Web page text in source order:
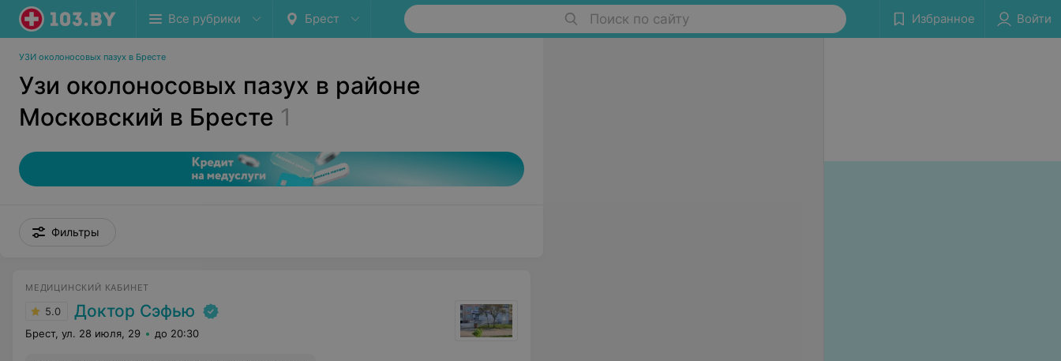
Все рубрики Брест Поиск по сайту Избранное Войти
УЗИ околоносовых пазух в Бресте
Узи околоносовых пазух в районе
Московский в Бресте 1
Фильтры
МЕДИЦИНСКИЙ КАБИНЕТ
5.0 Доктор Сэфью
Брест, ул. 28 июля, 29 до 20:30